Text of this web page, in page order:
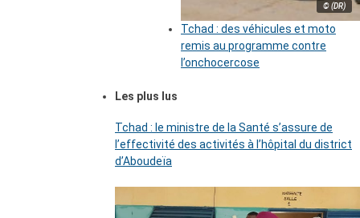
© (DR)
Tchad : des véhicules et moto
remis au programme contre
l’onchocercose
Les plus lus
Tchad : le ministre de la Santé s’assure de
l’effectivité des activités à l’hôpital du district
d’Aboudeïa